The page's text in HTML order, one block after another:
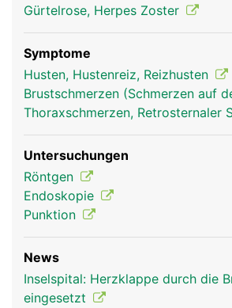
Gürtelrose, Herpes Zoster
Symptome
Husten, Hustenreiz, Reizhusten
Brustschmerzen (Schmerzen auf
Thoraxschmerzen, Retrosternaler
Untersuchungen
Röntgen
Endoskopie
Punktion
News
Inselspital: Herzklappe durch die
eingesetzt